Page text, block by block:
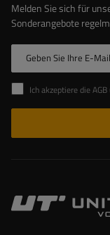
Melden Sie sich für
Sonderangebote
Geben Sie Ihre E-
Ich akzeptiere die AGB und